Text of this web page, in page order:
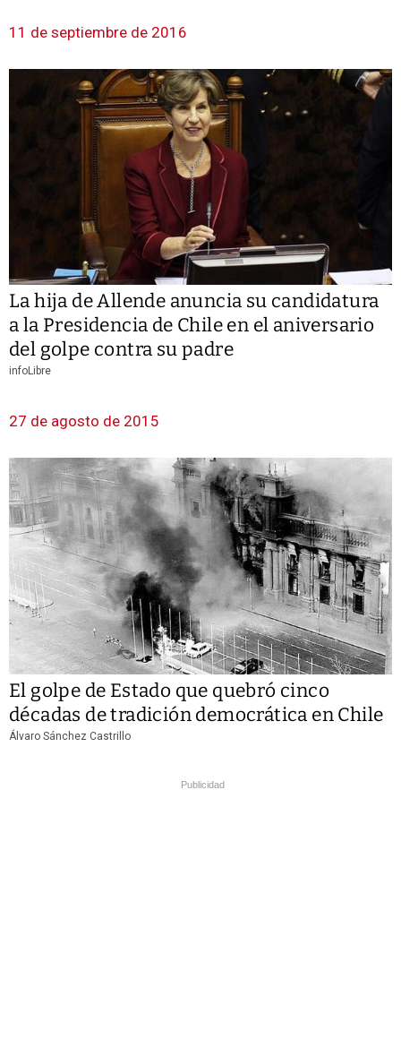
11 de septiembre de 2016
La hija de Allende anuncia su candidatura
a la Presidencia de Chile en el aniversario
del golpe contra su padre
infoLibre
27 de agosto de 2015
El golpe de Estado que quebró cinco
décadas de tradición democrática en Chile
Álvaro Sánchez Castrillo
Publicidad